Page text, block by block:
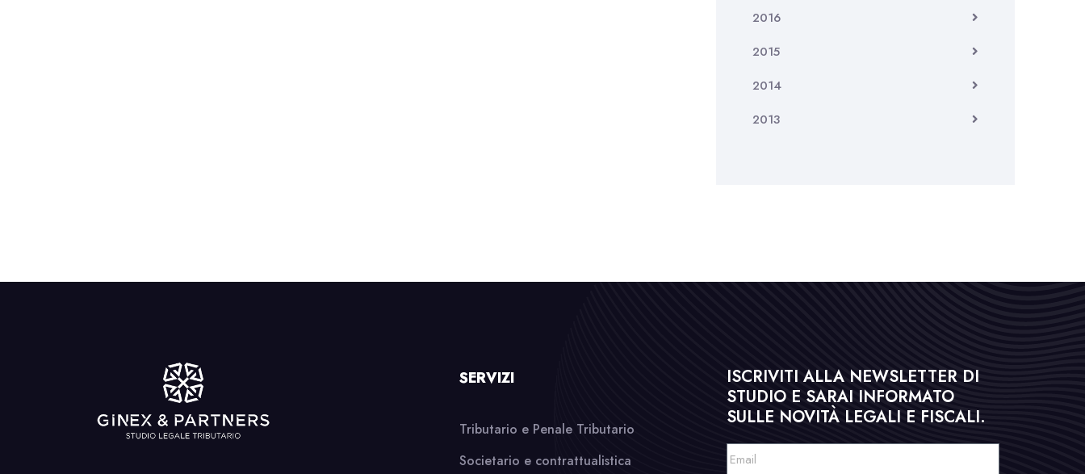
2016
2015
2014
2013
SERVIZI
Tributario e Penale Tributario
Societario e contrattualistica
ISCRIVITI ALLA NEWSLETTER DI
STUDIO E SARAI INFORMATO
SULLE NOVITÀ LEGALI E FISCALI.